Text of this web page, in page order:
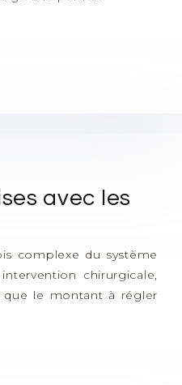
avec les
complexe du système
chirurgicale,
le montant à régler